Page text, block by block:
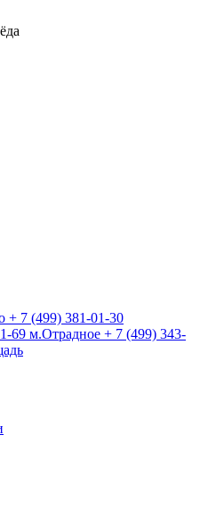
+ 7 (499) 381-01-30
69 м.Отрадное + 7 (499) 343-